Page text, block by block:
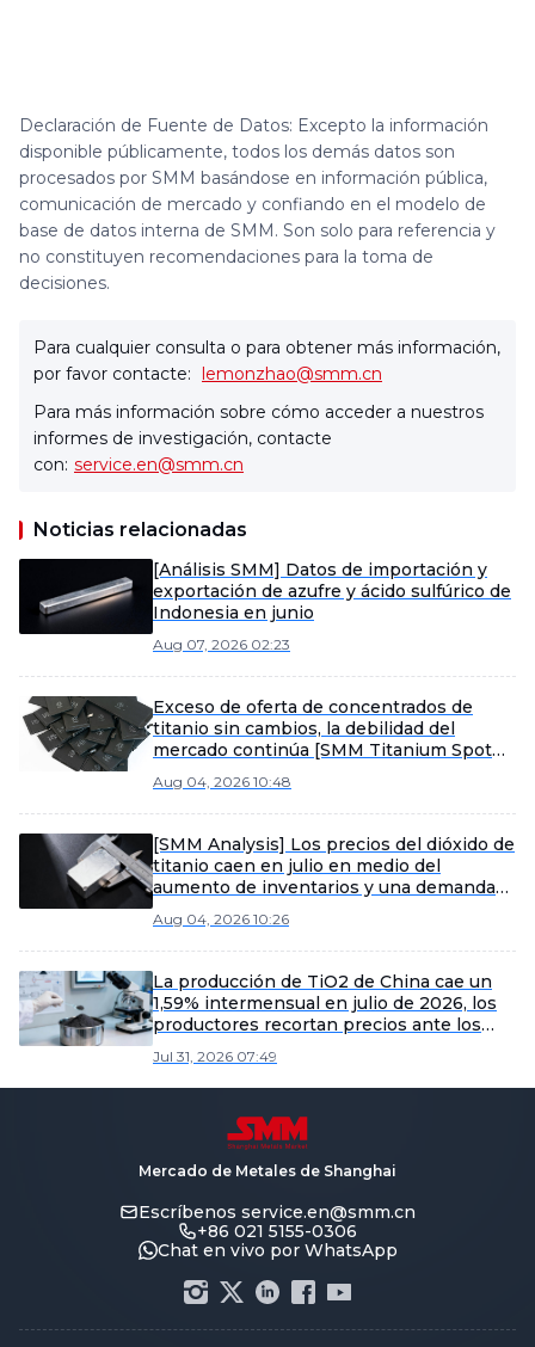
Declaración de Fuente de Datos: Excepto la información
disponible públicamente, todos los demás datos son
procesados por SMM basándose en información pública,
comunicación de mercado y confiando en el modelo de
base de datos interna de SMM. Son solo para referencia y
no constituyen recomendaciones para la toma de
decisiones.
Para cualquier consulta o para obtener más información,
por favor contacte: lemonzhao@smm.cn
Para más información sobre cómo acceder a nuestros
informes de investigación, contacte
con: service.en@smm.cn
Noticias relacionadas
[Análisis SMM] Datos de importación y
exportación de azufre y ácido sulfúrico de
Indonesia en junio
Aug 07, 2026 02:23
Exceso de oferta de concentrados de
titanio sin cambios, la debilidad del
mercado continúa [SMM Titanium Spot
Aug 04, 2026 10:48
[SMM Analysis] Los precios del dióxido de
titanio caen en julio en medio del
aumento de inventarios y una demanda
Aug 04, 2026 10:26
La producción de TiO2 de China cae un
1,59% intermensual en julio de 2026, los
productores recortan precios ante los
Jul 31, 2026 07:49
Mercado de Metales de Shanghai
Escríbenos service.en@smm.cn
+86 021 5155-0306
Chat en vivo por WhatsApp